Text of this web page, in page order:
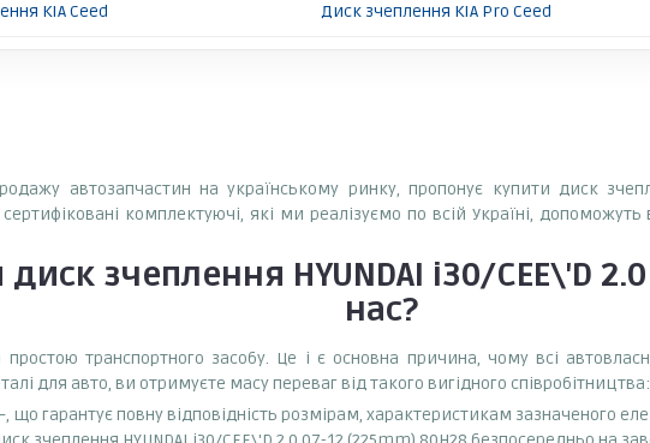
KIA Ceed Диск зчеплення KIA Pro Ceed
автозапчастин на українському ринку, пропонує купити диск
комплектуючі, які ми реалізуємо по всій Україні,
диск зчеплення HYUNDAI i30/CEE\'D
нас?
транспортного засобу. Це і є основна причина, чому всі
для авто, ви отримуєте масу переваг від такого вигідного співробітництва:
що гарантує повну відповідність розмірам, характеристикам зазначеного